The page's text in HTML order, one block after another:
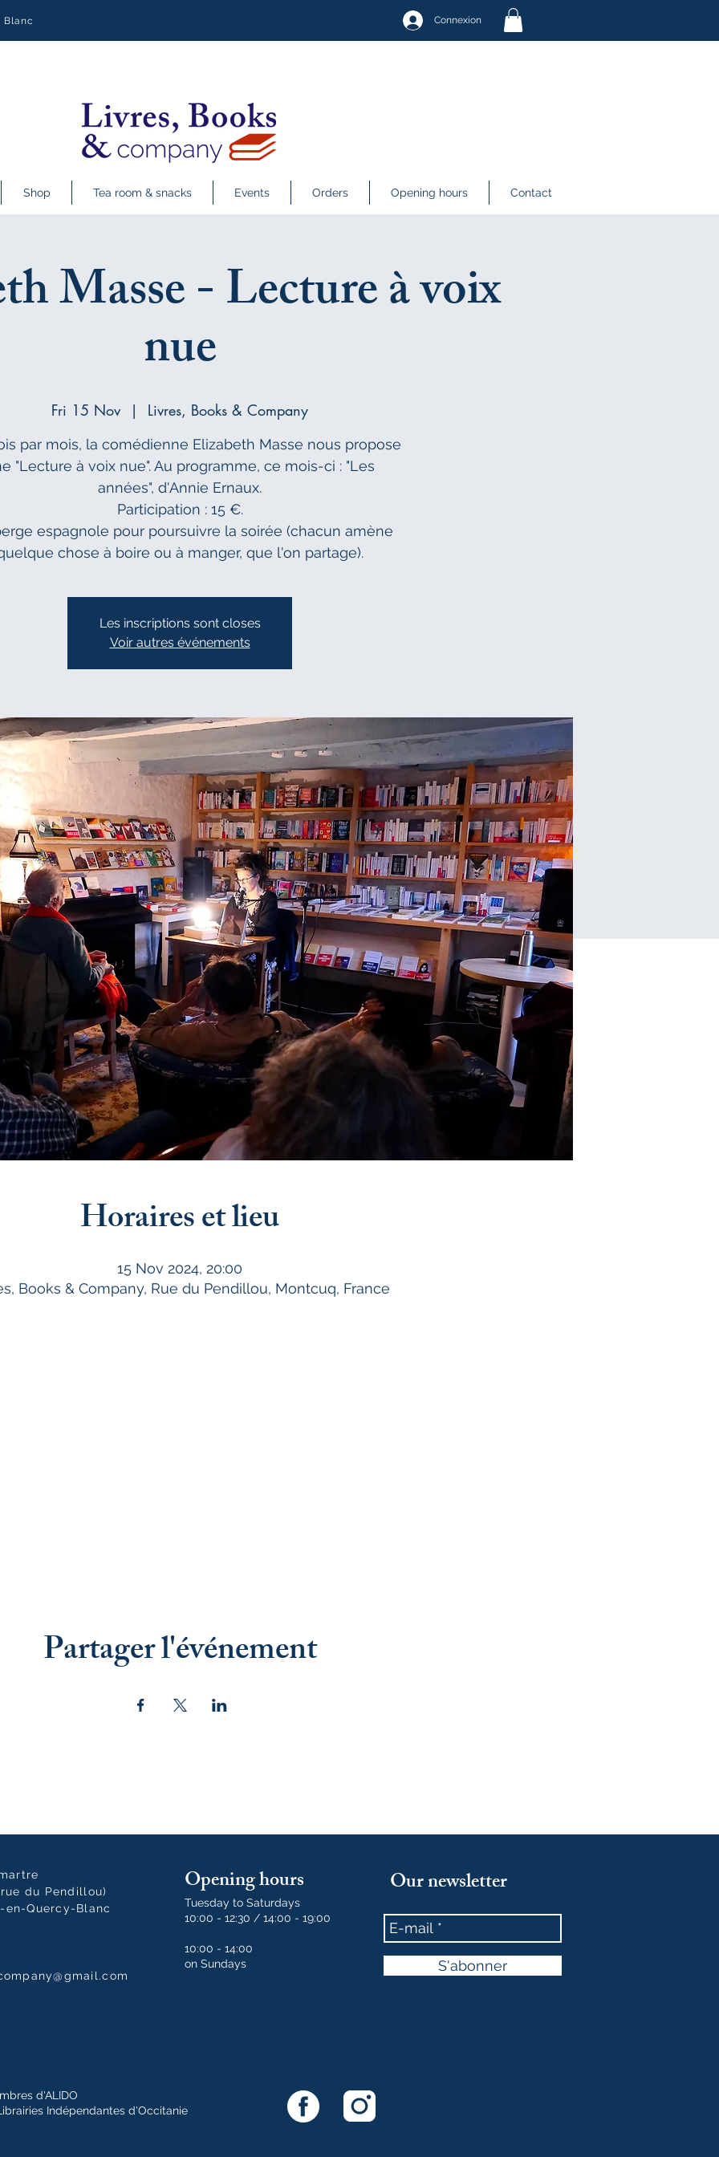
Connexion
Shop Tea room & snacks Events Orders Opening hours Contact
Masse - Lecture à voix
nue
Fri 15 Nov
  |
Livres, Books & Company
par mois, la comédienne Elizabeth Masse nous propose
"Lecture à voix nue". Au programme, ce mois-ci : "Les
années", d'Annie Ernaux.
Participation : 15 €.
espagnole pour poursuivre la soirée (chacun amène
chose à boire ou à manger, que l'on partage).
Les inscriptions sont closes
Voir autres événements
Horaires et lieu
15 Nov 2024, 20:00
Books & Company, Rue du Pendillou, Montcuq, France
Partager l'événement
du Pendillou)
en-Quercy-Blanc
Opening hours
Tuesday to Saturdays
10:00 - 12:30 / 14:00 - 19:00
10:00 - 14:00
on Sundays
Our newsletter
S'abonner
d'ALIDO
Indépendantes d'Occitanie